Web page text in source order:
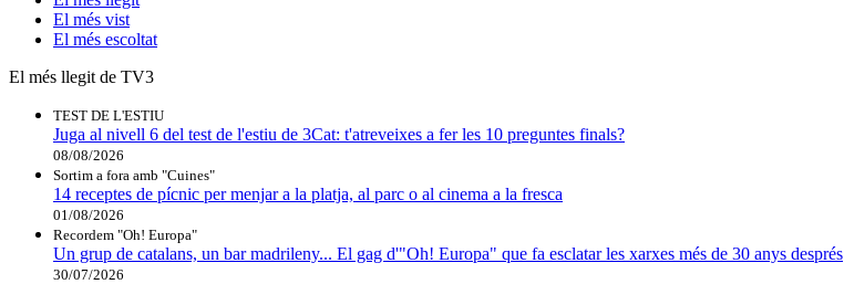
El més vist
El més escoltat
El més llegit de TV3
TEST DE L'ESTIU
Juga al nivell 6 del test de l'estiu de 3Cat: t'atreveixes a fer les 10 preguntes finals?
08/08/2026
Sortim a fora amb "Cuines"
14 receptes de pícnic per menjar a la platja, al parc o al cinema a la fresca
01/08/2026
Recordem "Oh! Europa"
Un grup de catalans, un bar madrileny... El gag d'"Oh! Europa" que fa esclatar les xarxes més de 30 anys després
30/07/2026